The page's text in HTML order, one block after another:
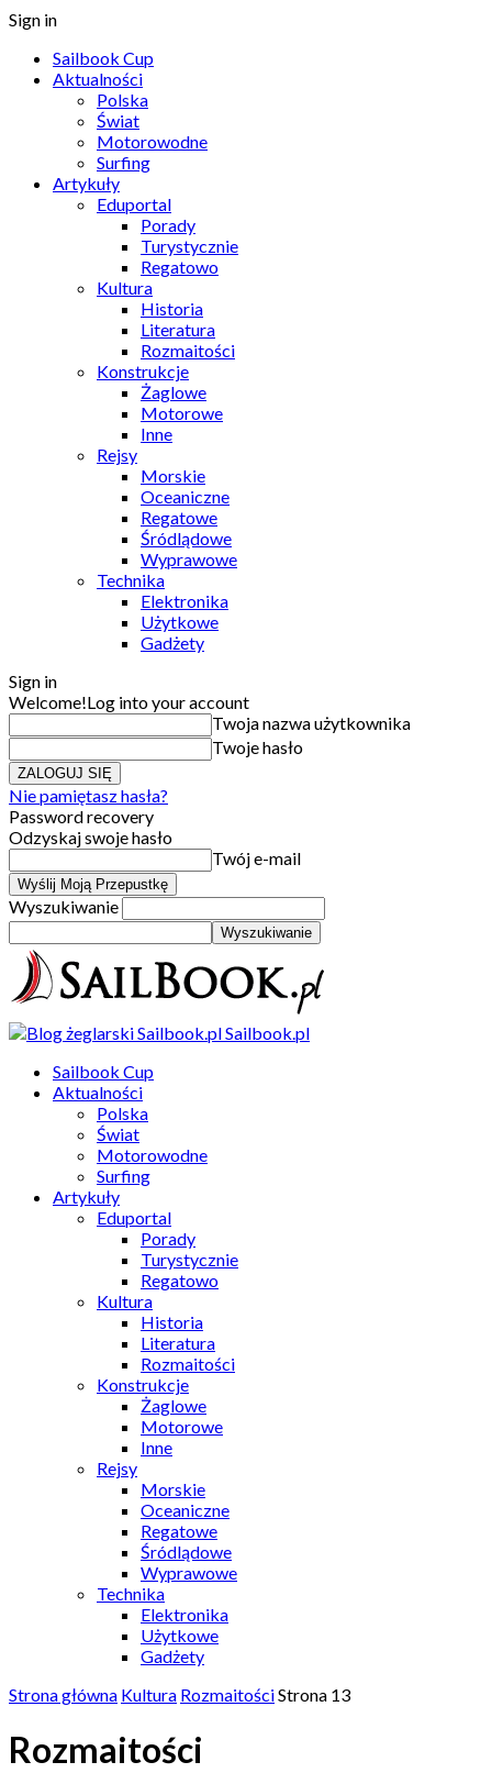
Sign in
Sailbook Cup
Aktualności
Polska
Świat
Motorowodne
Surfing
Artykuły
Eduportal
Porady
Turystycznie
Regatowo
Kultura
Historia
Literatura
Rozmaitości
Konstrukcje
Żaglowe
Motorowe
Inne
Rejsy
Morskie
Oceaniczne
Regatowe
Śródlądowe
Wyprawowe
Technika
Elektronika
Użytkowe
Gadżety
Sign in
Welcome!Log into your account
Twoja nazwa użytkownika
Twoje hasło
Nie pamiętasz hasła?
Password recovery
Odzyskaj swoje hasło
Twój e-mail
Wyszukiwanie
Sailbook.pl
Sailbook Cup
Aktualności
Polska
Świat
Motorowodne
Surfing
Artykuły
Eduportal
Porady
Turystycznie
Regatowo
Kultura
Historia
Literatura
Rozmaitości
Konstrukcje
Żaglowe
Motorowe
Inne
Rejsy
Morskie
Oceaniczne
Regatowe
Śródlądowe
Wyprawowe
Technika
Elektronika
Użytkowe
Gadżety
Strona główna Kultura RozmaitościStrona 13
Rozmaitości